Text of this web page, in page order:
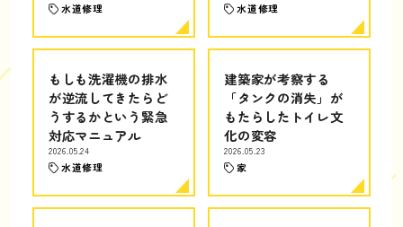
水道修理 水道修理
もしも洗濯機の排水
が逆流してきたらど
うするかという緊急
対応マニュアル
2026.05.24
水道修理
建築家が考察する
「タンクの消失」が
もたらしたトイレ文
化の変容
2026.05.23
家